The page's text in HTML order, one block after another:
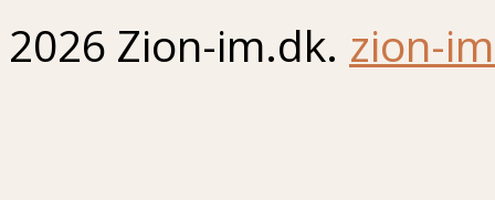
2026 Zion-im.dk. zion-